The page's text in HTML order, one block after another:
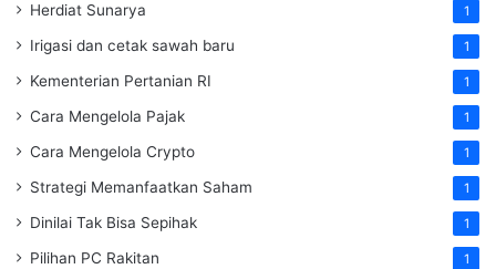
Herdiat Sunarya 1
Irigasi dan cetak sawah baru 1
Kementerian Pertanian RI 1
Cara Mengelola Pajak 1
Cara Mengelola Crypto 1
Strategi Memanfaatkan Saham 1
Dinilai Tak Bisa Sepihak 1
Pilihan PC Rakitan 1